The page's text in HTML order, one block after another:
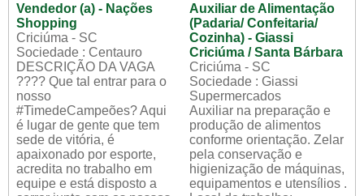
Vendedor (a) - Nações
Shopping
Criciúma - SC
Sociedade : Centauro
DESCRIÇÃO DA VAGA
???? Que tal entrar para o
nosso
#TimedeCampeões? Aqui
é lugar de gente que tem
sede de vitória, é
apaixonado por esporte,
acredita no trabalho em
equipe e está disposto a
Auxiliar de Alimentação
(Padaria/ Confeitaria/
Cozinha) - Giassi
Criciúma / Santa Bárbara
Criciúma - SC
Sociedade : Giassi
Supermercados
Auxiliar na preparação e
produção de alimentos
conforme orientação. Zelar
pela conservação e
higienização de máquinas,
equipamentos e utensílios .